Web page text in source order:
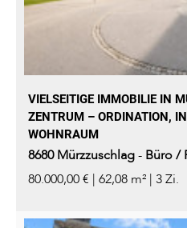
VIELSEITIGE IMMOBILIE IN
ZENTRUM – ORDINATION,
WOHNRAUM
8680 Mürzzuschlag- Büro /
80.000,00 € | 62,08 m² | 3 Zi.